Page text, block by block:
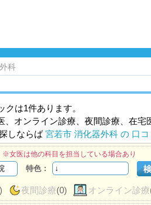
科
は1件あります。
オンライン診療、夜間診療、在
しならば宮若市 消化器外科 の 口
医は他の科目を担当している場合あり
特色：
夜間診療(0) オンライン診療